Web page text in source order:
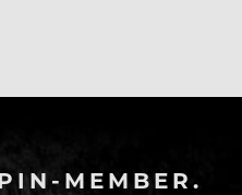
MEMBER.